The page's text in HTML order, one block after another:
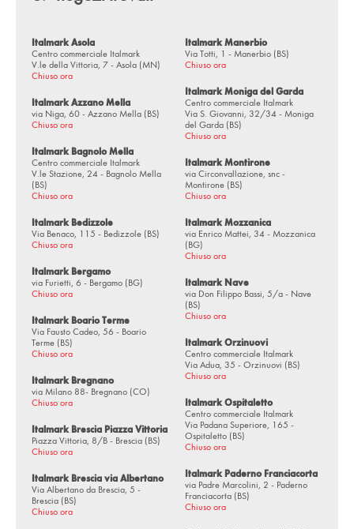
via Oriana Fallaci, 48/50 - Castel Mella (BS)
Via Brescia, 31 - Chiari (BS)
via Milano, 7 - Cisano Bergamasco (BG)
Via Enrico Fermi, 12 - Cogliate (MB)
Via Dante, 104 - Cremona (CR)
Via Marconi, 126 - Desenzano d/G (BS)
Via don Maestrini, 19 - Flero (BS)
Via Papa Giovanni XXIII, 30 - Ghedi (BS)
Strada Costa, 1/P - Ghedi (BS)
Via Roma, 8 - Gorle (BG)
Via Roma, 94 - Grumello d/M (BG)
Via Richiedei, 59 - Gussago (BS)
Via Roma, 82/a - Iseo (BS)
Via Brescia, SP24 - Isorella (BS)
Via Brescia, 1/a - Leno (BS)
Via Totti, 1 - Manerbio (BS)
Via S. Giovanni, 32/34 - Moniga del Garda (BS)
Italmark Asola
Centro commerciale Italmark
V.le della Vittoria, 7 - Asola (MN)
Chiuso ora
Italmark Azzano Mella
via Niga, 60 - Azzano Mella (BS)
Chiuso ora
Italmark Bagnolo Mella
Centro commerciale Italmark
V.le Stazione, 24 - Bagnolo Mella
(BS)
Chiuso ora
Italmark Bedizzole
Via Benaco, 115 - Bedizzole (BS)
Chiuso ora
Italmark Bergamo
via Furietti, 6 - Bergamo (BG)
Chiuso ora
Italmark Boario Terme
Via Fausto Cadeo, 56 - Boario
Terme (BS)
Chiuso ora
Italmark Bregnano
via Milano 88- Bregnano (CO)
Chiuso ora
Italmark Brescia Piazza Vittoria
Piazza Vittoria, 8/B - Brescia (BS)
Chiuso ora
Italmark Brescia via Albertano
Via Albertano da Brescia, 5 -
Brescia (BS)
Chiuso ora
Italmark Manerbio
Via Totti, 1 - Manerbio (BS)
Chiuso ora
Italmark Moniga del Garda
Centro commerciale Italmark
Via S. Giovanni, 32/34 - Moniga
del Garda (BS)
Chiuso ora
Italmark Montirone
via Circonvallazione, snc -
Montirone (BS)
Chiuso ora
Italmark Mozzanica
via Enrico Mattei, 34 - Mozzanica
(BG)
Chiuso ora
Italmark Nave
via Don Filippo Bassi, 5/a - Nave
(BS)
Chiuso ora
Italmark Orzinuovi
Centro commerciale Italmark
Via Adua, 35 - Orzinuovi (BS)
Chiuso ora
Italmark Ospitaletto
Centro commerciale Italmark
Via Padana Superiore, 165 -
Ospitaletto (BS)
Chiuso ora
Italmark Paderno Franciacorta
via Padre Marcolini, 2 - Paderno
Franciacorta (BS)
Chiuso ora